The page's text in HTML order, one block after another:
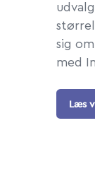
sig
med
Læs